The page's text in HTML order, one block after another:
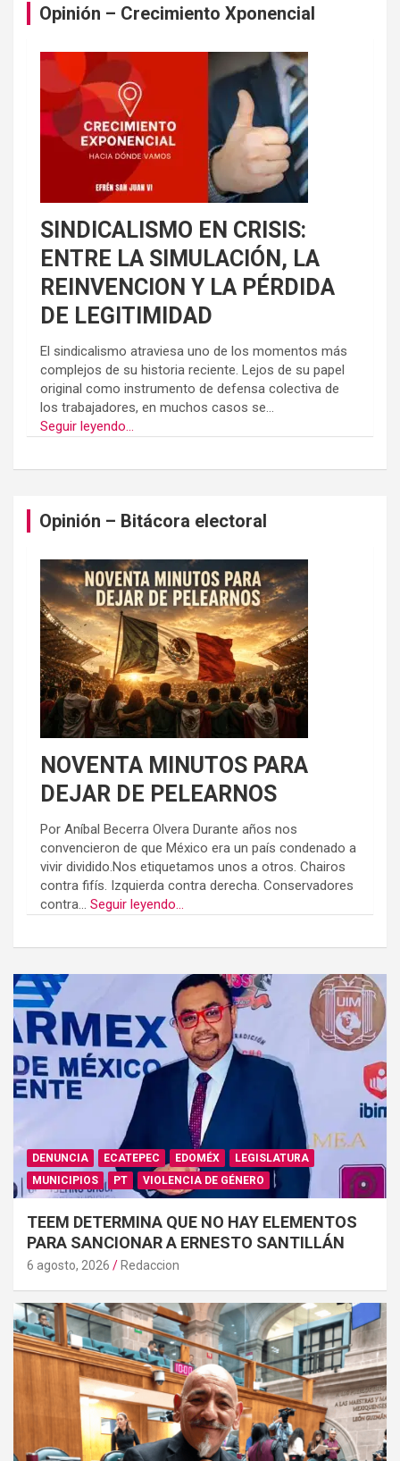
Opinión – Crecimiento Xponencial
SINDICALISMO EN CRISIS:
ENTRE LA SIMULACIÓN, LA
REINVENCION Y LA PÉRDIDA
DE LEGITIMIDAD
El sindicalismo atraviesa uno de los momentos más
complejos de su historia reciente. Lejos de su papel
original como instrumento de defensa colectiva de
los trabajadores, en muchos casos se...
Seguir leyendo...
Opinión – Bitácora electoral
NOVENTA MINUTOS PARA
DEJAR DE PELEARNOS
Por Aníbal Becerra Olvera Durante años nos
convencieron de que México era un país condenado a
vivir dividido.Nos etiquetamos unos a otros. Chairos
contra fifís. Izquierda contra derecha. Conservadores
contra... Seguir leyendo...
DENUNCIA ECATEPEC EDOMÉX
LEGISLATURA
MUNICIPIOS
PT VIOLENCIA DE GÉNERO
TEEM DETERMINA QUE NO HAY ELEMENTOS
PARA SANCIONAR A ERNESTO SANTILLÁN
6 agosto, 2026 Redaccion